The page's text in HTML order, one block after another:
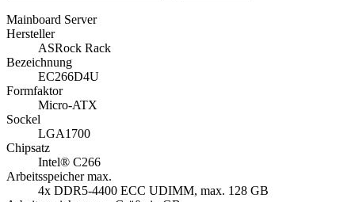
Mainboard Server
Hersteller
ASRock Rack
Bezeichnung
EC266D4U
Formfaktor
Micro-ATX
Sockel
LGA1700
Chipsatz
Intel® C266
Arbeitsspeicher max.
4x DDR5-4400 ECC UDIMM, max. 128 GB